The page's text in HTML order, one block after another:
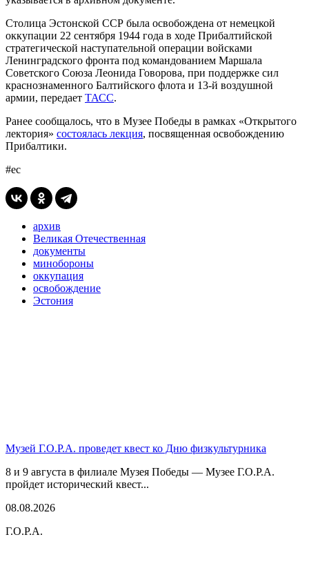
Столица Эстонской ССР была освобождена от немецкой
оккупации 22 сентября 1944 года в ходе Прибалтийской
стратегической наступательной операции войсками
Ленинградского фронта под командованием Маршала
Советского Союза Леонида Говорова, при поддержке сил
краснознаменного Балтийского флота и 13-й воздушной
армии, передает ТАСС.
Ранее сообщалось, что в Музее Победы в рамках «Открытого
лектория» состоялась лекция, посвященная освобождению
Прибалтики.
#ес
архив
Великая Отечественная
документы
минобороны
оккупация
освобождение
Эстония
Музей Г.О.Р.А. проведет квест ко Дню физкультурника
8 и 9 августа в филиале Музея Победы — Музее Г.О.Р.А.
пройдет исторический квест...
08.08.2026
Г.О.Р.А.